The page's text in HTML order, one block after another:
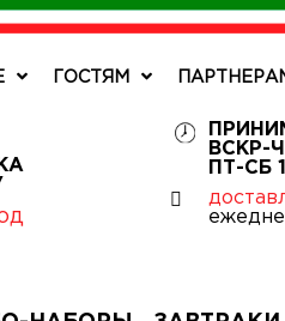
ГОСТЯМ
ВСКР-
ПТ-СБ